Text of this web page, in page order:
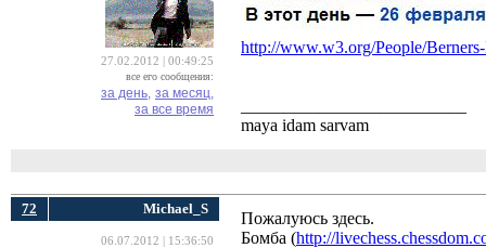
27.02.2012 | 00:49:25
все его сообщения:
за день, за месяц,
за все время
http://www.w3.org/People/
maya idam sarvam
72 Michael_S
06.07.2012 | 15:36:50
Пожалуюсь здесь.
Бомба (http://